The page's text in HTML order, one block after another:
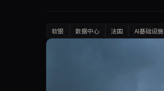
软银 数据中心 法国 AI基础设施